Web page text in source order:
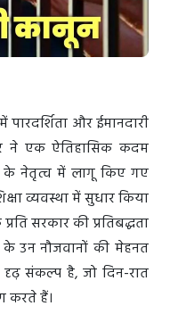
पारदर्शिता और ईमानदारी
ने एक ऐतिहासिक कदम
के नेतृत्व में लागू किए गए
व्यवस्था में सुधार किया
सरकार की प्रतिबद्धता
के उन नौजवानों की मेहनत
संकल्प है, जो दिन-रात
करते हैं।